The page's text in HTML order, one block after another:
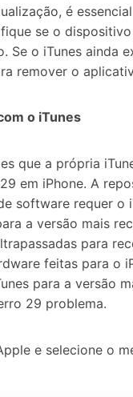
é
se o
Se o iTunes ainda
remover o
o iTunes
que a própria
em iPhone. A
software requer o
a versão mais
para
feitas para o
para a versão
29 problema.
e selecione o